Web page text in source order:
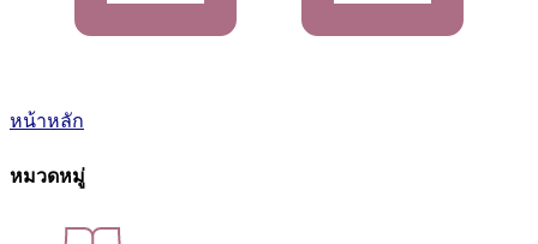
หน้าหลัก
หมวดหมู่